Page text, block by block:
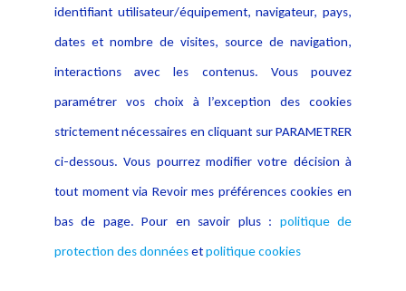
identifiant utilisateur/équipement, navigateur, pays,
dates et nombre de visites, source de navigation,
interactions avec les contenus. Vous pouvez
paramétrer vos choix à l’exception des cookies
strictement nécessaires en cliquant sur PARAMETRER
ci-dessous. Vous pourrez modifier votre décision à
tout moment via Revoir mes préférences cookies en
bas de page. Pour en savoir plus : politique de
protection des donnéesetpolitique cookies